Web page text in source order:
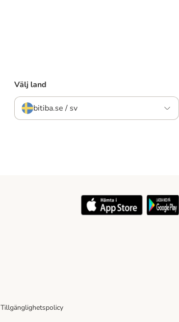
Välj land
bitiba.se / sv
Tillgänglighetspolicy